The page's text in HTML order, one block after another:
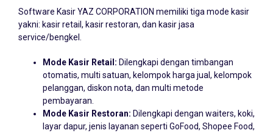
yakni: kasir retail, kasir restoran, dan kasir jasa
service/bengkel.
otomatis, multi satuan, kelompok harga jual, kelompok
pelanggan, diskon nota, dan multi metode
pembayaran.
Mode Kasir Restoran:
layar dapur, jenis layanan seperti GoFood, Shopee Food,
dll